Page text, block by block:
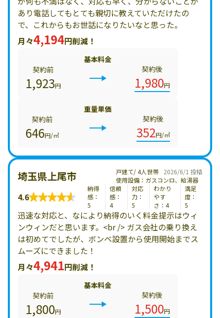
あり電話してもとても親切に教えていただけたの
で、これからもお世話になりたいなと思った。
月々4,194円削減！
基本料金
契約前
1,923円
契約後
1,980円
重量単価
契約前
646円/㎥
契約後
352円/㎥
2026/6/1 投稿
埼玉県上尾市
戸建て/ 4人世帯
使用設備：ガスコンロ、給湯器
4.6
納得
感：
5
信頼
感：
4
対応
力：
5
わかり
やす
さ：4
満足
度：
5
迅速な対応と、なにより納得のいく料金提示はウィ
ンウィンだと思います。<br /> ガス会社の乗り換え
は初めてでしたが、ボンベ設置から使用開始までス
ムーズにできました！
月々4,941円削減！
基本料金
契約前
1,800円
契約後
1,500円